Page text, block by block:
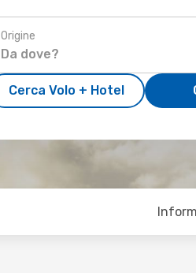
Origine
Cerca Volo + Hotel